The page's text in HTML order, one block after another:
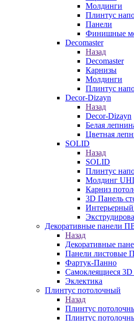
Молдинги
Плинтус
Панели
Финишные
Decomaster
Назад
Decomaster
Карнизы
Молдинги
Плинтус
Decor-Dizayn
Назад
Decor-Dizayn
Белая
Цветная
SOLID
Назад
SOLID
Плинтус
Молдинг
Карниз
3D Панель
Декоративные панели
Назад
Декоративные
Панели листовые
Фартук-Панно
Самоклеящиеся
Эклектика
Плинтус потолочный
Назад
Плинтус
Плинтус